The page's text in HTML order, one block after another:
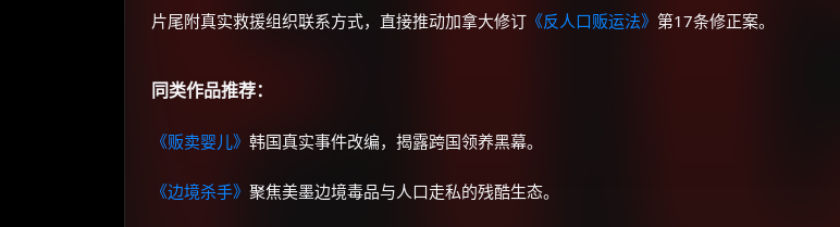
片尾附真实救援组织联系方式，直接推动加拿大修订 《反人口贩运法》 第17条修正案。
同类作品推荐：
《贩卖婴儿》 韩国真实事件改编，揭露跨国领养黑幕。
《边境杀手》 聚焦美墨边境毒品与人口走私的残酷生态。
☕ 海外大侠？通过 Ko-fi 赐茶